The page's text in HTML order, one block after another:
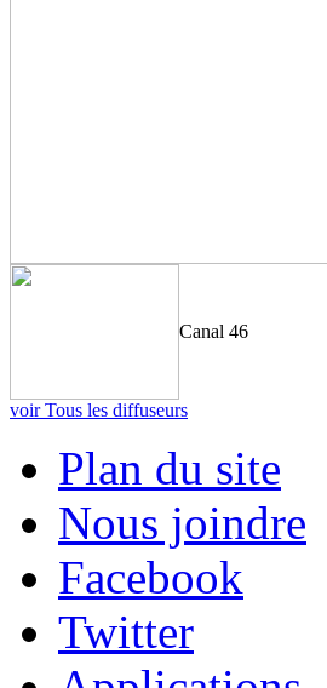
Canal 46
voir Tous les diffuseurs
Plan du site
Nous joindre
Facebook
Twitter